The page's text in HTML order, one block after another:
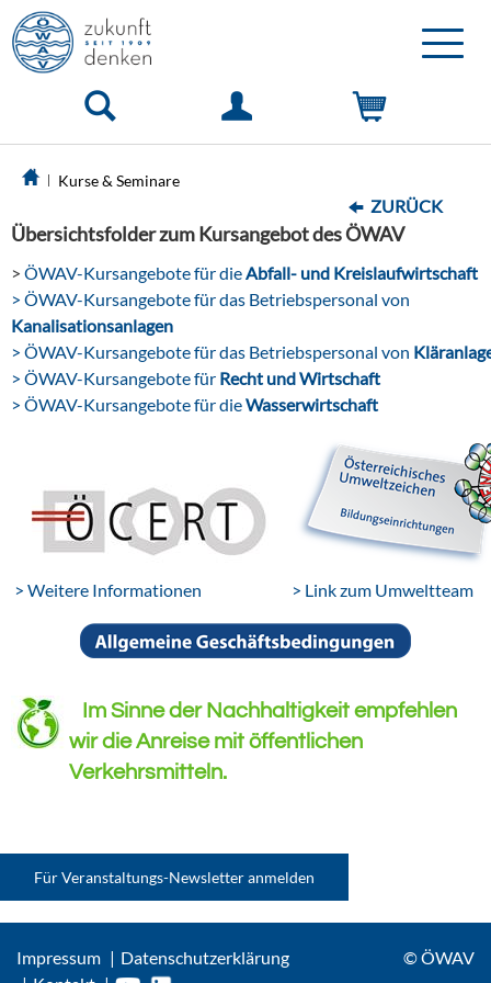
Toggle
Kurse & Seminare
ZURÜCK
Übersichtsfolder zum Kursangebot des ÖWAV
> ÖWAV-Kursangebote für dieAbfall- und Kreislaufwirtschaft
> ÖWAV-Kursangebote für das Betriebspersonal von
Kanalisationsanlagen
> ÖWAV-Kursangebote für das Betriebspersonal von
> ÖWAV-Kursangebote für Recht und Wirtschaft
> ÖWAV-Kursangebote für dieWasserwirtschaft
> Weitere Informationen > Link zum Umweltteam
Im Sinne der Nachhaltigkeit empfehlen
wir die Anreise mit öffentlichen
Verkehrsmitteln.
Für Veranstaltungs-Newsletter anmelden
Impressum
Datenschutzerklärung
© ÖWAV